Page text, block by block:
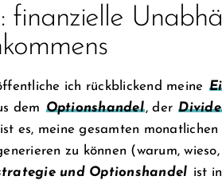
finanzielle
ich rückblickend meine
dem Optionshandel, der
es, meine gesamten
zu können (warum,
und Optionshandel ist